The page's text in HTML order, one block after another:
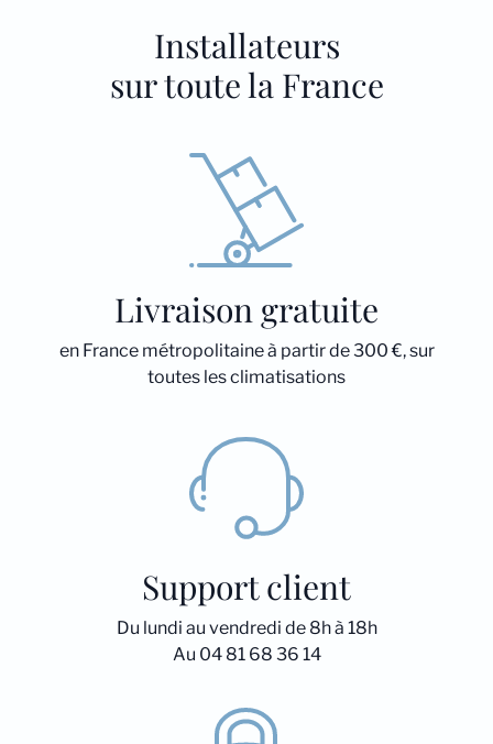
Installateurs
sur toute la France
Livraison gratuite
en France métropolitaine à partir de 300 €, sur
toutes les climatisations
Support client
Du lundi au vendredi de 8h à 18h
Au 04 81 68 36 14